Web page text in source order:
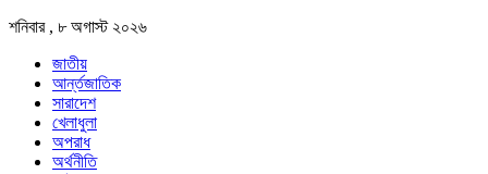
শনিবার , ৮ অগাস্ট ২০২৬
জাতীয়
আর্ন্তজাতিক
সারাদেশ
খেলাধুলা
অপরাধ
অর্থনীতি